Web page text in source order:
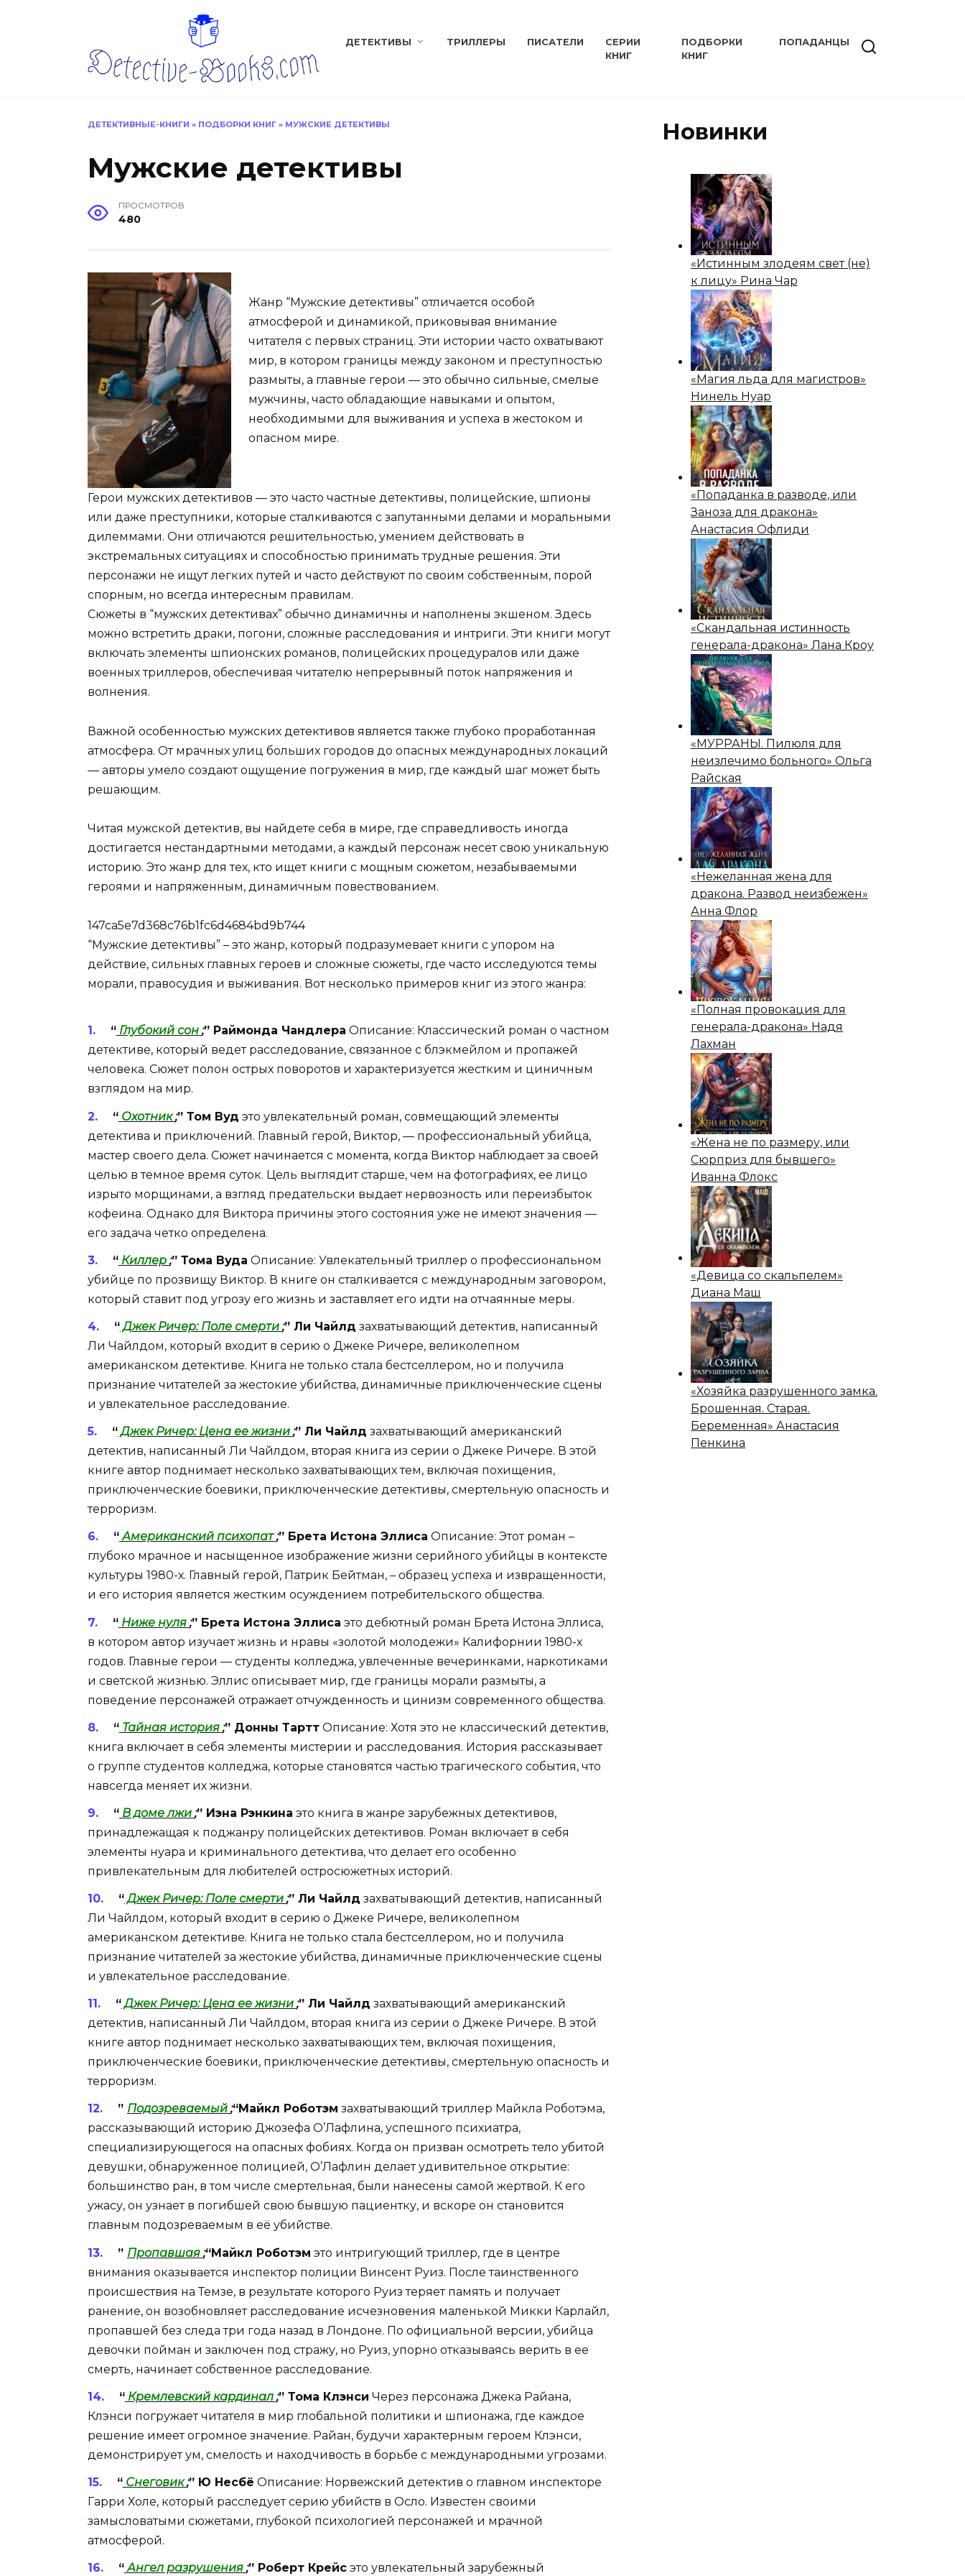
ДЕТЕКТИВЫ ТРИЛЛЕРЫ ПИСАТЕЛИ
СЕРИИ
КНИГ
ПОДБОРКИ
КНИГ
ПОПАДАНЦЫ
ДЕТЕКТИВНЫЕ-КНИГИ » ПОДБОРКИ КНИГ » МУЖСКИЕ ДЕТЕКТИВЫ
Мужские детективы
ПРОСМОТРОВ
480
Жанр “Мужские детективы” отличается особой
атмосферой и динамикой, приковывая внимание
читателя с первых страниц. Эти истории часто охватывают
мир, в котором границы между законом и преступностью
размыты, а главные герои — это обычно сильные, смелые
мужчины, часто обладающие навыками и опытом,
необходимыми для выживания и успеха в жестоком и
опасном мире.
Герои мужских детективов — это часто частные детективы, полицейские, шпионы
или даже преступники, которые сталкиваются с запутанными делами и моральными
дилеммами. Они отличаются решительностью, умением действовать в
экстремальных ситуациях и способностью принимать трудные решения. Эти
персонажи не ищут легких путей и часто действуют по своим собственным, порой
спорным, но всегда интересным правилам.
Сюжеты в “мужских детективах” обычно динамичны и наполнены экшеном. Здесь
можно встретить драки, погони, сложные расследования и интриги. Эти книги могут
включать элементы шпионских романов, полицейских процедуралов или даже
военных триллеров, обеспечивая читателю непрерывный поток напряжения и
волнения.
Важной особенностью мужских детективов является также глубоко проработанная
атмосфера. От мрачных улиц больших городов до опасных международных локаций
— авторы умело создают ощущение погружения в мир, где каждый шаг может быть
решающим.
Читая мужской детектив, вы найдете себя в мире, где справедливость иногда
достигается нестандартными методами, а каждый персонаж несет свою уникальную
историю. Это жанр для тех, кто ищет книги с мощным сюжетом, незабываемыми
героями и напряженным, динамичным повествованием.
147ca5e7d368c76b1fc6d4684bd9b744
“Мужские детективы” – это жанр, который подразумевает книги с упором на
действие, сильных главных героев и сложные сюжеты, где часто исследуются темы
морали, правосудия и выживания. Вот несколько примеров книг из этого жанра:
“Глубокий сон ;” Раймонда Чандлера Описание: Классический роман о частном
детективе, который ведет расследование, связанное с блэкмейлом и пропажей
человека. Сюжет полон острых поворотов и характеризуется жестким и циничным
взглядом на мир.
“Охотник;” Том Вуд это увлекательный роман, совмещающий элементы
детектива и приключений. Главный герой, Виктор, — профессиональный убийца,
мастер своего дела. Сюжет начинается с момента, когда Виктор наблюдает за своей
целью в темное время суток. Цель выглядит старше, чем на фотографиях, ее лицо
изрыто морщинами, а взгляд предательски выдает нервозность или переизбыток
кофеина. Однако для Виктора причины этого состояния уже не имеют значения —
его задача четко определена.
“Киллер ;” Тома Вуда Описание: Увлекательный триллер о профессиональном
убийце по прозвищу Виктор. В книге он сталкивается с международным заговором,
который ставит под угрозу его жизнь и заставляет его идти на отчаянные меры.
“Джек Ричер: Поле смерти ;” Ли Чайлд захватывающий детектив, написанный
Ли Чайлдом, который входит в серию о Джеке Ричере, великолепном
американском детективе. Книга не только стала бестселлером, но и получила
признание читателей за жестокие убийства, динамичные приключенческие сцены
и увлекательное расследование.
“Джек Ричер: Цена ее жизни ;” Ли Чайлд захватывающий американский
детектив, написанный Ли Чайлдом, вторая книга из серии о Джеке Ричере. В этой
книге автор поднимает несколько захватывающих тем, включая похищения,
приключенческие боевики, приключенческие детективы, смертельную опасность и
терроризм.
“Американский психопат;” Брета Истона Эллиса Описание: Этот роман –
глубоко мрачное и насыщенное изображение жизни серийного убийцы в контексте
культуры 1980-х. Главный герой, Патрик Бейтман, – образец успеха и извращенности,
и его история является жестким осуждением потребительского общества.
“Ниже нуля ;” Брета Истона Эллиса это дебютный роман Брета Истона Эллиса,
в котором автор изучает жизнь и нравы «золотой молодежи» Калифорнии 1980-х
годов. Главные герои — студенты колледжа, увлеченные вечеринками, наркотиками
и светской жизнью. Эллис описывает мир, где границы морали размыты, а
поведение персонажей отражает отчужденность и цинизм современного общества.
“Тайная история ;” Донны ТарттОписание: Хотя это не классический детектив,
книга включает в себя элементы мистерии и расследования. История рассказывает
о группе студентов колледжа, которые становятся частью трагического события, что
навсегда меняет их жизни.
“В доме лжи ;” Иэна Рэнкина это книга в жанре зарубежных детективов,
принадлежащая к поджанру полицейских детективов. Роман включает в себя
элементы нуара и криминального детектива, что делает его особенно
привлекательным для любителей остросюжетных историй.
“Джек Ричер: Поле смерти ;” Ли Чайлд захватывающий детектив, написанный
Ли Чайлдом, который входит в серию о Джеке Ричере, великолепном
американском детективе. Книга не только стала бестселлером, но и получила
признание читателей за жестокие убийства, динамичные приключенческие сцены
и увлекательное расследование.
“Джек Ричер: Цена ее жизни ;” Ли Чайлд захватывающий американский
детектив, написанный Ли Чайлдом, вторая книга из серии о Джеке Ричере. В этой
книге автор поднимает несколько захватывающих тем, включая похищения,
приключенческие боевики, приключенческие детективы, смертельную опасность и
терроризм.
” Подозреваемый ;“Майкл Роботэм захватывающий триллер Майкла Роботэма,
рассказывающий историю Джозефа О’Лафлина, успешного психиатра,
специализирующегося на опасных фобиях. Когда он призван осмотреть тело убитой
девушки, обнаруженное полицией, О’Лафлин делает удивительное открытие:
большинство ран, в том числе смертельная, были нанесены самой жертвой. К его
ужасу, он узнает в погибшей свою бывшую пациентку, и вскоре он становится
главным подозреваемым в её убийстве.
” Пропавшая ;“Майкл Роботэм это интригующий триллер, где в центре
внимания оказывается инспектор полиции Винсент Руиз. После таинственного
происшествия на Темзе, в результате которого Руиз теряет память и получает
ранение, он возобновляет расследование исчезновения маленькой Микки Карлайл,
пропавшей без следа три года назад в Лондоне. По официальной версии, убийца
девочки пойман и заключен под стражу, но Руиз, упорно отказываясь верить в ее
смерть, начинает собственное расследование.
“Кремлевский кардинал ;” Тома Клэнси Через персонажа Джека Райана,
Клэнси погружает читателя в мир глобальной политики и шпионажа, где каждое
решение имеет огромное значение. Райан, будучи характерным героем Клэнси,
демонстрирует ум, смелость и находчивость в борьбе с международными угрозами.
“Снеговик;” Ю Несбё Описание: Норвежский детектив о главном инспекторе
Гарри Холе, который расследует серию убийств в Осло. Известен своими
замысловатыми сюжетами, глубокой психологией персонажей и мрачной
атмосферой.
“Ангел разрушения ;” Роберт Крейсэто увлекательный зарубежный
Новинки
«Истинным злодеям свет (не)
к лицу» Рина Чар
«Магия льда для магистров»
Нинель Нуар
«Попаданка в разводе, или
Заноза для дракона»
Анастасия Офлиди
«Скандальная истинность
генерала-дракона» Лана Кроу
«МУРРАНЫ. Пилюля для
неизлечимо больного» Ольга
Райская
«Нежеланная жена для
дракона. Развод неизбежен»
Анна Флор
«Полная провокация для
генерала-дракона» Надя
Лахман
«Жена не по размеру, или
Сюрприз для бывшего»
Иванна Флокс
«Девица со скальпелем»
Диана Маш
«Хозяйка разрушенного замка.
Брошенная. Старая.
Беременная» Анастасия
Пенкина